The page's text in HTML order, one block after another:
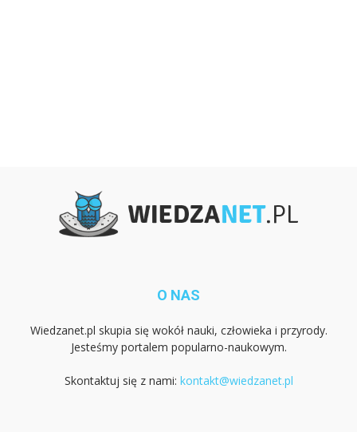
O NAS
Wiedzanet.pl skupia się wokół nauki, człowieka i przyrody.
Jesteśmy portalem popularno-naukowym.
Skontaktuj się z nami: kontakt@wiedzanet.pl